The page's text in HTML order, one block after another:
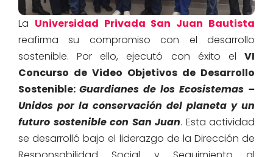
La Universidad Privada San Juan Bautista
reafirma su compromiso con el desarrollo
sostenible. Por ello, ejecutó con éxito el VI
Concurso de Video Objetivos de Desarrollo
Sostenible: Guardianes de los Ecosistemas –
Unidos por la conservación del planeta y un
futuro sostenible con San Juan. Esta actividad
se desarrolló bajo el liderazgo de la Dirección de